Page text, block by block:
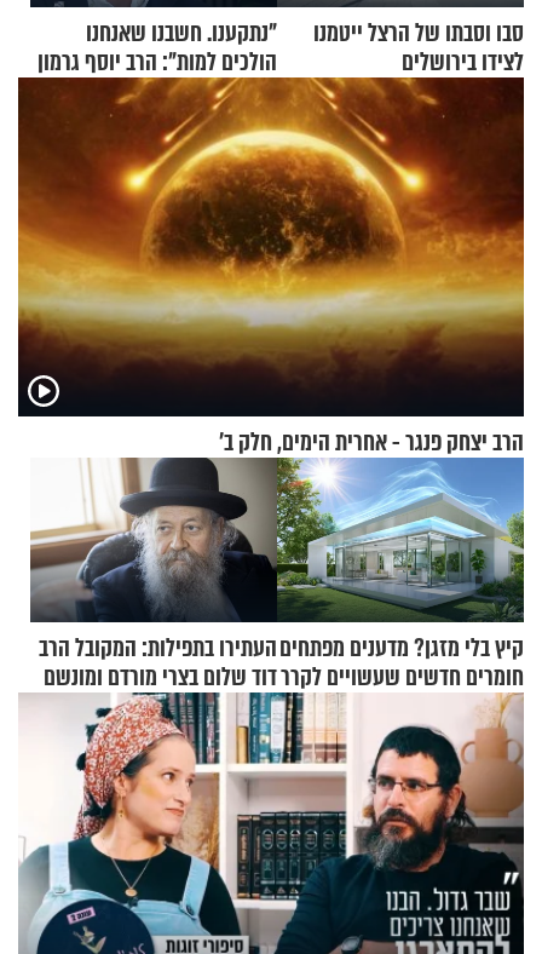
סבו וסבתו של הרצל ייטמנו
לצידו בירושלים
"נתקענו. חשבנו שאנחנו
הולכים למות": הרב יוסף גרמון
בריאיון מרתק
הרב יצחק פנגר - אחרית הימים, חלק ב’
קיץ בלי מזגן? מדענים מפתחים
חומרים חדשים שעשויים לקרר
בתים
העתירו בתפילות: המקובל הרב
דוד שלום בצרי מורדם ומונשם